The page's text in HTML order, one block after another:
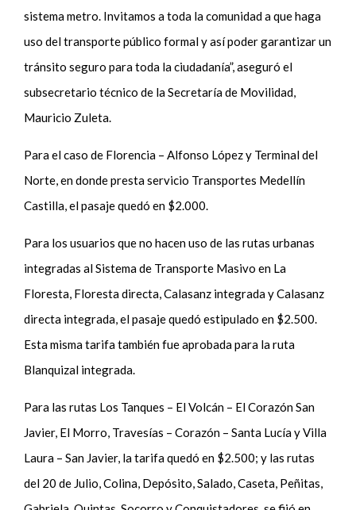
sistema metro. Invitamos a toda la comunidad a que haga
uso del transporte público formal y así poder garantizar un
tránsito seguro para toda la ciudadanía”, aseguró el
subsecretario técnico de la Secretaría de Movilidad,
Mauricio Zuleta.
Para el caso de Florencia – Alfonso López y Terminal del
Norte, en donde presta servicio Transportes Medellín
Castilla, el pasaje quedó en $2.000.
Para los usuarios que no hacen uso de las rutas urbanas
integradas al Sistema de Transporte Masivo en La
Floresta, Floresta directa, Calasanz integrada y Calasanz
directa integrada, el pasaje quedó estipulado en $2.500.
Esta misma tarifa también fue aprobada para la ruta
Blanquizal integrada.
Para las rutas Los Tanques – El Volcán – El Corazón San
Javier, El Morro, Travesías – Corazón – Santa Lucía y Villa
Laura – San Javier, la tarifa quedó en $2.500; y las rutas
del 20 de Julio, Colina, Depósito, Salado, Caseta, Peñitas,